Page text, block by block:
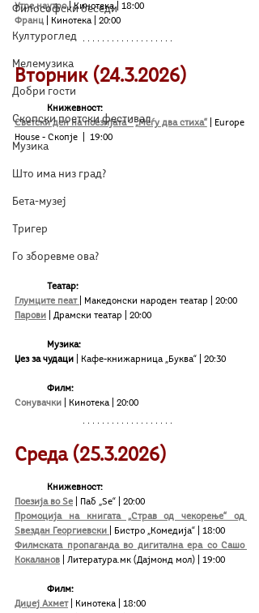
Философски беседи
Културоглед
Мелемузика
Добри гости
Скопски поетски фестивал
Музика
Што има низ град?
Бета-музеј
Тригер
Го зборевме ова?
Утре наутро | Кинотека | 18:00
Франц
| Кинотека | 20:00
Вторник (24.3.2026)
Книжевност:
Светски ден на поезијата - „Меѓу два стиха“
| Europe
House - Скопје
|  19:00
Театар:
Глумците пеат
| Македонски народен театар | 20:00
Парови | Драмски театар | 20:00
Музика:
Џез за чудаци | Кафе-книжарница „Буква“ | 20:30
Филм:
Сонувачки
| Кинотека | 20:00
Среда (25.3.2026)
Книжевност:
Поезија во Ѕе
| Паб „Ѕе“ | 20:00
Промоција на книгата „Страв од чекорење“ од
Ѕвездан Георгиевски
| Бистро „Комедија“ | 18:00
Филмската пропаганда во дигитална ера со Сашо
Кокаланов | Литература.мк (Дајмонд мол) | 19:00
	Филм:
Диџеј Ахмет
| Кинотека | 18:00